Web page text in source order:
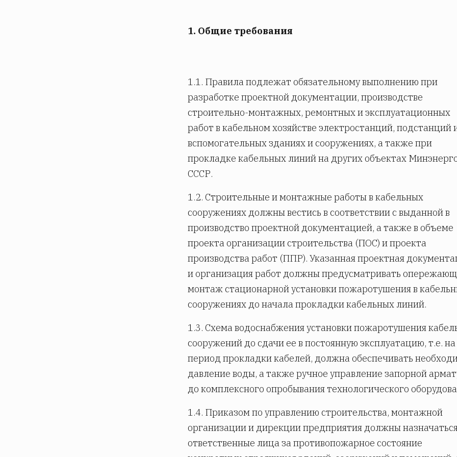
1. Общие требования
1.1. Правила подлежат обязательному выполнению при
разработке проектной документации, производстве
строительно-монтажных, ремонтных и эксплуатационных
работ в кабельном хозяйстве электростанций, подстанций
вспомогательных зданиях и сооружениях, а также при
прокладке кабельных линий на других объектах
СССР.
1.2. Строительные и монтажные работы в кабельных
сооружениях должны вестись в соответствии с выданной в
производство проектной документацией, а также в объеме
проекта организации строительства (ПОС) и проекта
производства работ (ППР). Указанная проектная
и организация работ должны предусматривать
монтаж стационарной установки пожаротушения в
сооружениях до начала прокладки кабельных линий.
1.3. Схема водоснабжения установки пожаротушения
сооружений до сдачи ее в постоянную эксплуатацию, т.е. на
период прокладки кабелей, должна обеспечивать
давление воды, а также ручное управление запорной
до комплексного опробывания технологического
1.4. Приказом по управлению строительства, монтажной
организации и дирекции предприятия должны
ответственные лица за противопожарное состояние